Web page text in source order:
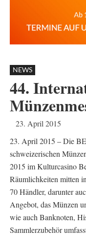
NEWS
44.
23. April 2015
23. April 2015 – Die
schweizerischen
2015 im Kulturcasino
Räumlichkeiten mitten
70 Händler, darunter
Angebot, das Münzen
wie auch Banknoten,
Sammlerzubehör